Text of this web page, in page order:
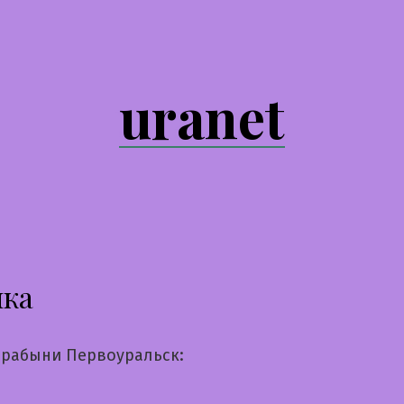
uranet
Первоуральск: